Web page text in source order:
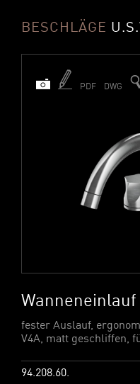
BESCHLÄGE
PDF DWG
Wanneneinlauf
fester Auslauf,
V4A, matt geschliffen,
94.208.60.